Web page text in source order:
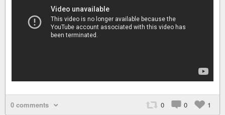
0 comments 0 0 1